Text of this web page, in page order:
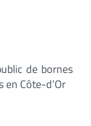
de bornes
en Côte-d’Or